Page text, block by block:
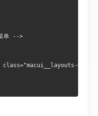
单 -->
main